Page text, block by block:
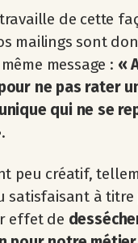
de cette
mailings sont
message : «
ne pas rater
qui ne se
.
peu créatif,
satisfaisant à
effet de